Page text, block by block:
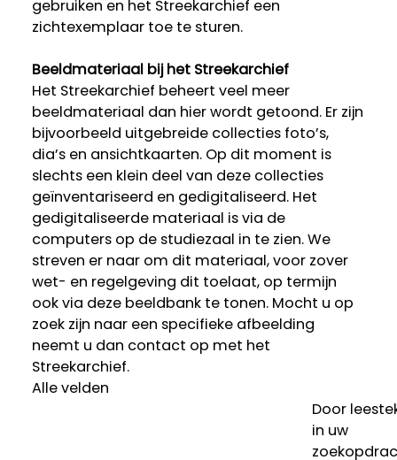
gebruiken en het Streekarchief een
zichtexemplaar toe te sturen.
Beeldmateriaal bij het Streekarchief
Het Streekarchief beheert veel meer
beeldmateriaal dan hier wordt getoond. Er zijn
bijvoorbeeld uitgebreide collecties foto’s,
dia’s en ansichtkaarten. Op dit moment is
slechts een klein deel van deze collecties
geïnventariseerd en gedigitaliseerd. Het
gedigitaliseerde materiaal is via de
computers op de studiezaal in te zien. We
streven er naar om dit materiaal, voor zover
wet- en regelgeving dit toelaat, op termijn
ook via deze beeldbank te tonen. Mocht u op
zoek zijn naar een specifieke afbeelding
neemt u dan contact op met het
Streekarchief.
Alle velden
Door
in uw